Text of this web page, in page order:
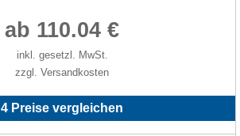
ab 110.04 €
inkl. gesetzl. MwSt.
zzgl. Versandkosten
4 Preise vergleichen